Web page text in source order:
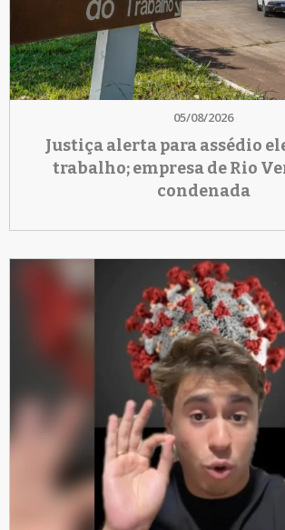
05/08/2026
Justiça alerta para assédio
trabalho; empresa de Rio
condenada